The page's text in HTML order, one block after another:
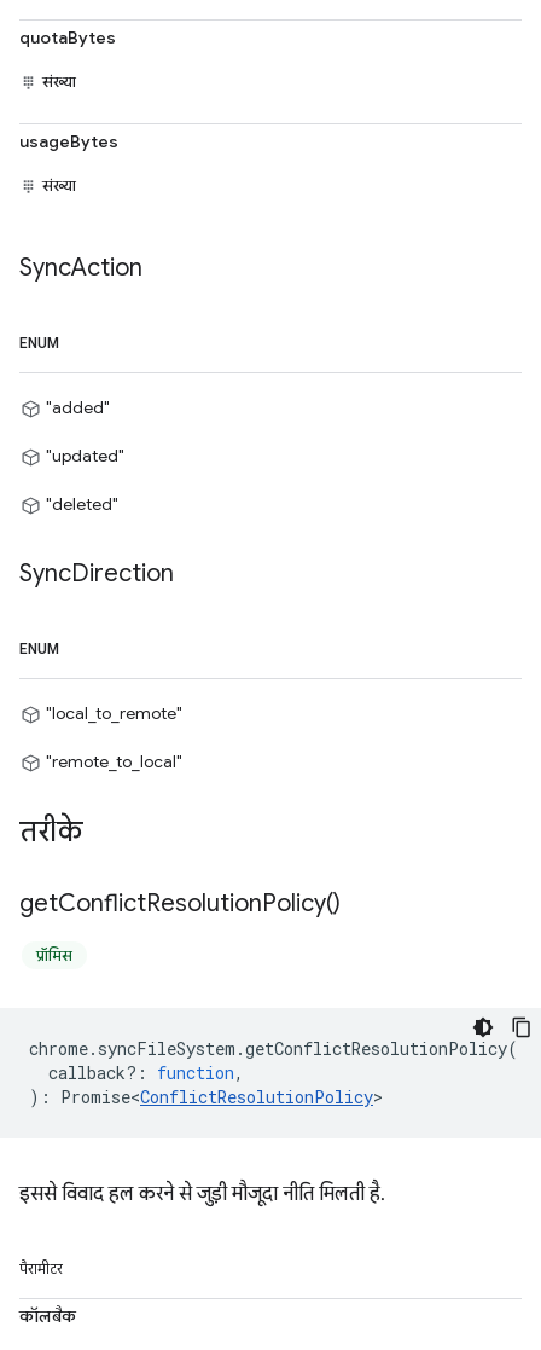
quotaBytes
संख्या
usageBytes
संख्या
SyncAction
ENUM
"added"
"updated"
"deleted"
SyncDirection
ENUM
"local_to_remote"
"remote_to_local"
तरीके
getConflictResolutionPolicy()
प्रॉमिस
chrome. syncFileSystem .getConflictResolutionPolicy(
callback? : function,
) : Promise<ConflictResolutionPolicy>
इससे विवाद हल करने से जुड़ी मौजूदा नीति मिलती है.
पैरामीटर
कॉलबैक